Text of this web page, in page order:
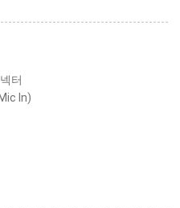
터
In)